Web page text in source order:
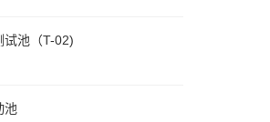
试池（T-02)
池